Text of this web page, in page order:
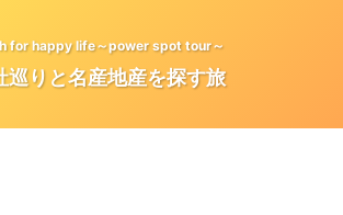
for happy life～power spot tour～
巡りと名産地産を探す旅